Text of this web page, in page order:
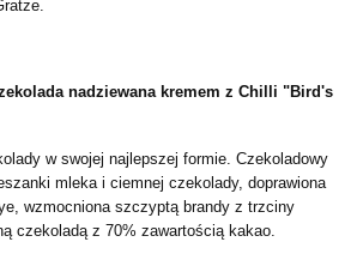
nadziewana kremem z Chilli "Bird's
w swojej najlepszej formie. Czekoladowy
mleka i ciemnej czekolady, doprawiona
wzmocniona szczyptą brandy z trzciny
czekoladą z 70% zawartością kakao.